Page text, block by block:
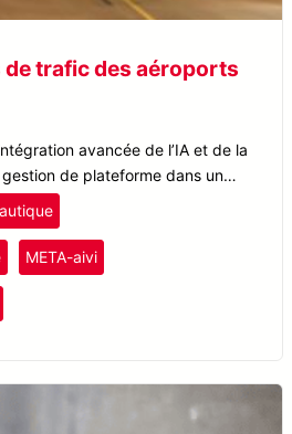
de trafic des aéroports
avancée de l’IA et de la
de plateforme dans un
META-aivi